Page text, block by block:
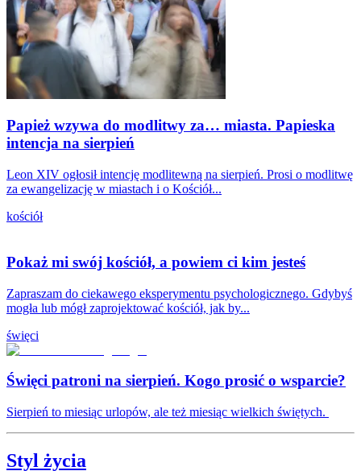
Papież wzywa do modlitwy za… miasta. Papieska
intencja na sierpień
Leon XIV ogłosił intencję modlitewną na sierpień. Prosi o modlitwę
za ewangelizację w miastach i o Kościół...
kościół
Pokaż mi swój kościół, a powiem ci kim jesteś
Zapraszam do ciekawego eksperymentu psychologicznego. Gdybyś
mogła lub mógł zaprojektować kościół, jak by...
święci
Święci patroni na sierpień. Kogo prosić o wsparcie?
Sierpień to miesiąc urlopów, ale też miesiąc wielkich świętych.
Styl życia